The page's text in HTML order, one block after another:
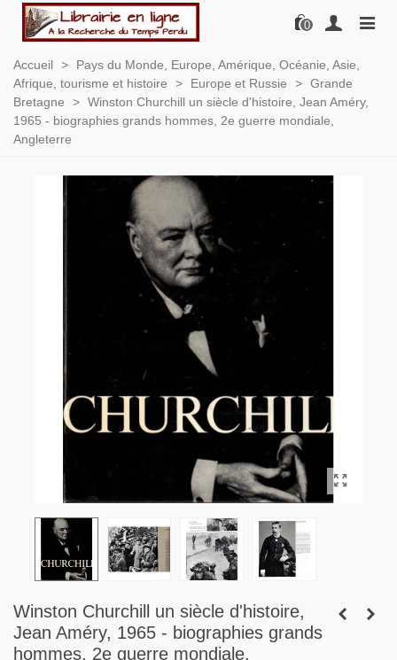
0
Accueil >
Pays du Monde, Europe, Amérique, Océanie, Asie,
Afrique, tourisme et histoire
> Europe et Russie > Grande
Bretagne
> Winston Churchill un siècle d'histoire, Jean Améry,
1965 - biographies grands hommes, 2e guerre mondiale,
Angleterre
Winston Churchill un siècle d'histoire,
Jean Améry, 1965 - biographies grands
hommes, 2e guerre mondiale,